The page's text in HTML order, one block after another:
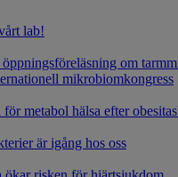
lab!
om
mikrobiomkongress
metabol hälsa efter
är igång hos oss